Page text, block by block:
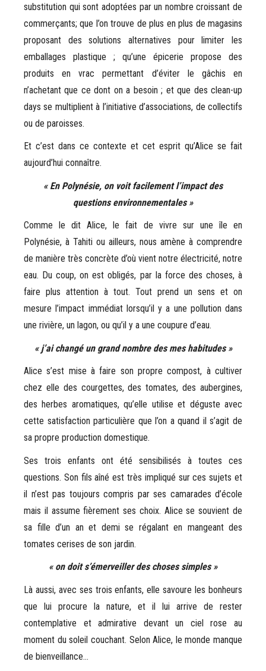
substitution qui sont adoptées par un nombre croissant de
commerçants; que l’on trouve de plus en plus de magasins
proposant des solutions alternatives pour limiter les
emballages plastique ; qu’une épicerie propose des
produits en vrac permettant d’éviter le gâchis en
n’achetant que ce dont on a besoin ; et que des clean-up
days se multiplient à l’initiative d’associations, de collectifs
ou de paroisses.
Et c’est dans ce contexte et cet esprit qu’Alice se fait
aujourd’hui connaître.
« En Polynésie, on voit facilement l’impact des
questions environnementales »
Comme le dit Alice, le fait de vivre sur une île en
Polynésie, à Tahiti ou ailleurs, nous amène à comprendre
de manière très concrète d’où vient notre électricité, notre
eau. Du coup, on est obligés, par la force des choses, à
faire plus attention à tout. Tout prend un sens et on
mesure l’impact immédiat lorsqu’il y a une pollution dans
une rivière, un lagon, ou qu’il y a une coupure d’eau.
« j’ai changé un grand nombre des mes habitudes »
Alice s’est mise à faire son propre compost, à cultiver
chez elle des courgettes, des tomates, des aubergines,
des herbes aromatiques, qu’elle utilise et déguste avec
cette satisfaction particulière que l’on a quand il s’agit de
sa propre production domestique.
Ses trois enfants ont été sensibilisés à toutes ces
questions. Son fils aîné est très impliqué sur ces sujets et
il n’est pas toujours compris par ses camarades d’école
mais il assume fièrement ses choix. Alice se souvient de
sa fille d’un an et demi se régalant en mangeant des
tomates cerises de son jardin.
« on doit s’émerveiller des choses simples »
Là aussi, avec ses trois enfants, elle savoure les bonheurs
que lui procure la nature, et il lui arrive de rester
contemplative et admirative devant un ciel rose au
moment du soleil couchant. Selon Alice, le monde manque
de bienveillance…